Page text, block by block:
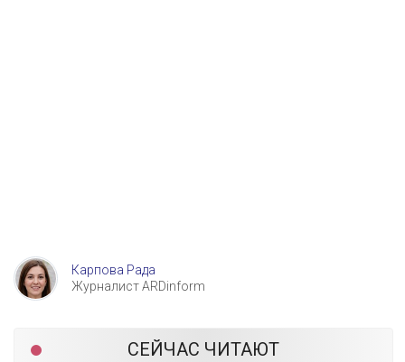
Карпова Рада
Журналист ARDinform
СЕЙЧАС ЧИТАЮТ